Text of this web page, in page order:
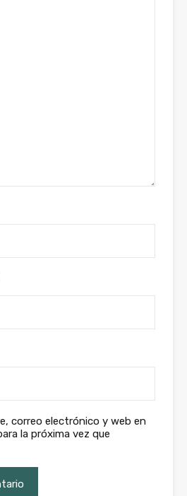
correo electrónico y web en
la próxima vez que